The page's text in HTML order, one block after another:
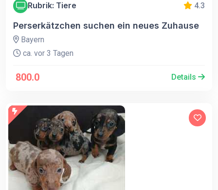
Rubrik: Tiere 4.3
Perserkätzchen suchen ein neues Zuhause
Bayern
ca. vor 3 Tagen
800.0 Details